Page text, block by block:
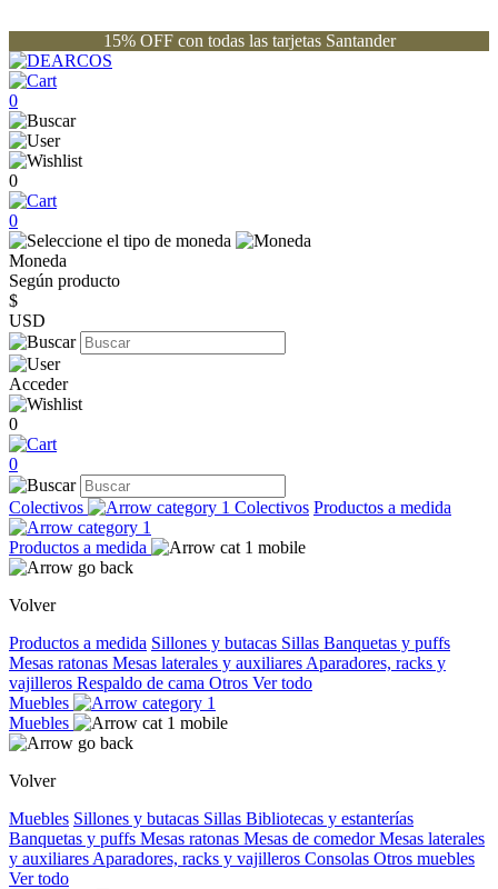
15% OFF con todas las tarjetas Santander
0
0
0
Moneda
Según producto
$
USD
Acceder
0
0
Colectivos Colectivos Productos a medida
Productos a medida
Volver
Productos a medida Sillones y butacas Sillas Banquetas y puffs
Mesas ratonas Mesas laterales y auxiliares Aparadores, racks y
vajilleros Respaldo de cama Otros Ver todo
Muebles
Muebles
Volver
Muebles Sillones y butacas Sillas Bibliotecas y estanterías
Banquetas y puffs Mesas ratonas Mesas de comedorMesas laterales
y auxiliares Aparadores, racks y vajilleros Consolas Otros muebles
Ver todo